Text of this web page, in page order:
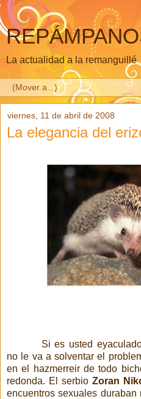
La actualidad a la remanguillé
viernes, 11 de abril de 2008
La elegancia del
Si es usted
no le va a solventar el
en el hazmerreir de todo
redonda. El serbio Zoran
encuentros sexuales